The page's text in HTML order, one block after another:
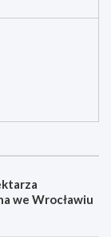
we Wrocławiu